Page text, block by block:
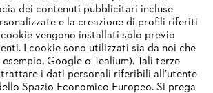
dei contenuti pubblicitari incluse
e la creazione di profili riferiti
vengono installati solo previo
I cookie sono utilizzati sia da noi che
Google o Tealium). Tali terze
i dati personali riferibili all’utente
Spazio Economico Europeo. Si prega